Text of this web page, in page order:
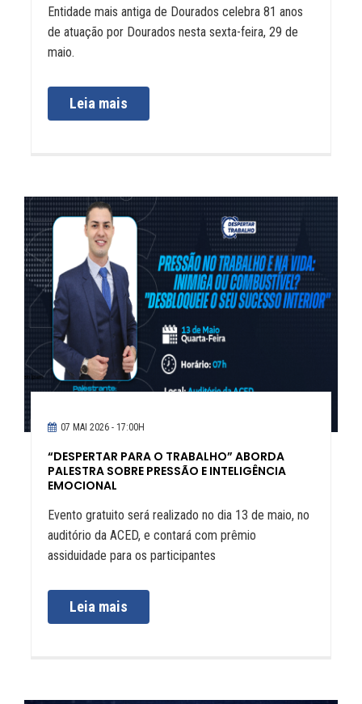
Entidade mais antiga de Dourados celebra 81 anos
de atuação por Dourados nesta sexta-feira, 29 de
maio.
Leia mais
07 MAI 2026 - 17:00H
“DESPERTAR PARA O TRABALHO” ABORDA
PALESTRA SOBRE PRESSÃO E INTELIGÊNCIA
EMOCIONAL
Evento gratuito será realizado no dia 13 de maio, no
auditório da ACED, e contará com prêmio
assiduidade para os participantes
Leia mais